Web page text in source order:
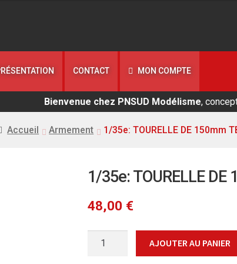
CONTACT MON COMPTE
Bienvenue chez PNSUD Modélisme, concepteur
Accueil Armement 1/35e: TOURELLE DE 150mm
1/35e: TOURELLE
48,00 €
quantité
AJOUTER AU PANIER